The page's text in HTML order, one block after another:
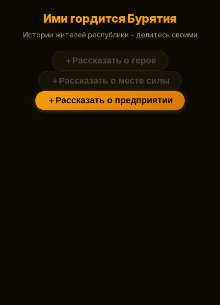
Ими гордится Бурятия
Истории жителей республики - делитесь своими
Рассказать о герое
Рассказать о месте силы
Рассказать о предприятии